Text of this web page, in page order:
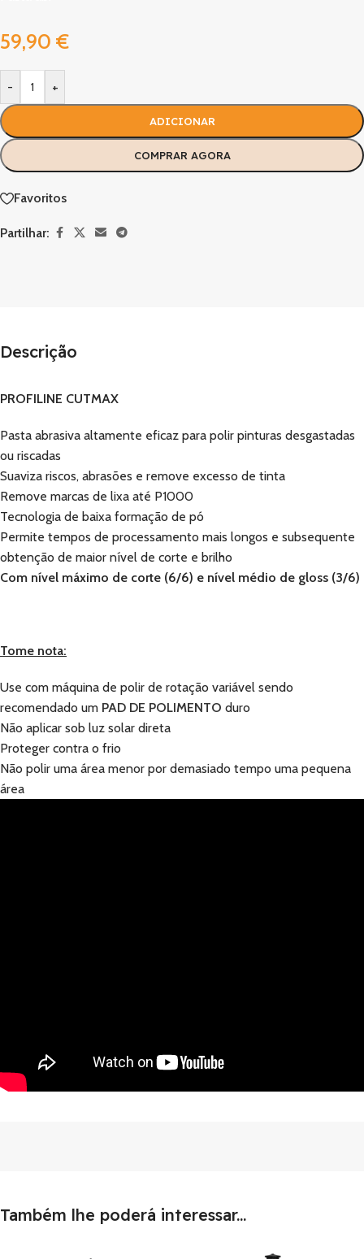
59,90 €
- +
ADICIONAR
COMPRAR AGORA
Favoritos
Partilhar:
Descrição
PROFILINE CUTMAX
Pasta abrasiva altamente eficaz para polir pinturas desgastadas
ou riscadas
Suaviza riscos, abrasões e remove excesso de tinta
Remove marcas de lixa até P1000
Tecnologia de baixa formação de pó
Permite tempos de processamento mais longos e subsequente
obtenção de maior nível de corte e brilho
Com nível máximo de corte (6/6) e nível médio de gloss (3/6)
Tome nota:
Use com máquina de polir de rotação variável sendo
recomendado um PAD DE POLIMENTO duro
Não aplicar sob luz solar direta
Proteger contra o frio
Não polir uma área menor por demasiado tempo uma pequena
área
Também lhe poderá interessar...